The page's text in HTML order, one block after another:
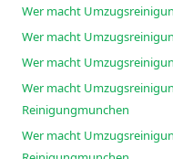
Wer macht
Wer macht
Wer macht
Wer macht
Reinigungmunchen
Wer macht